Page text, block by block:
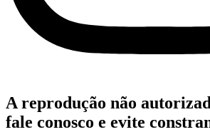
A reprodução não
fale conosco e evite